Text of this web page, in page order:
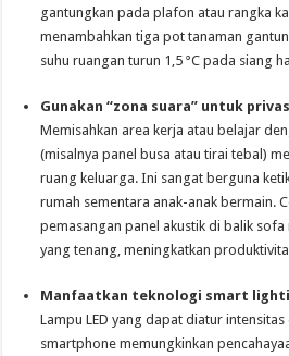
gantungkan pada plafon atau rangka
menambahkan tiga pot tanaman
suhu ruangan turun 1,5 °C pada siang
Gunakan “zona suara” untuk
Memisahkan area kerja atau belajar
(misalnya panel busa atau tirai tebal)
ruang keluarga. Ini sangat berguna
rumah sementara anak-anak bermain.
pemasangan panel akustik di balik sofa
yang tenang, meningkatkan
Manfaatkan teknologi smart
Lampu LED yang dapat diatur
smartphone memungkinkan